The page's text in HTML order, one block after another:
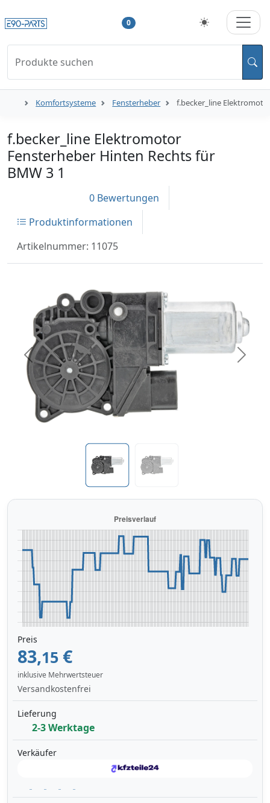
0
Produkte suchen
Komfortsysteme Fensterheber f.becker_line
f.becker_line Elektromotor
Fensterheber Hinten Rechts für
BMW 3 1
0 Bewertungen
Produktinformationen
Artikelnummer: 11075
Previous Next
Preis
83,15 €
inklusive Mehrwertsteuer
Versandkostenfrei
Lieferung
2-3 Werktage
Verkäufer